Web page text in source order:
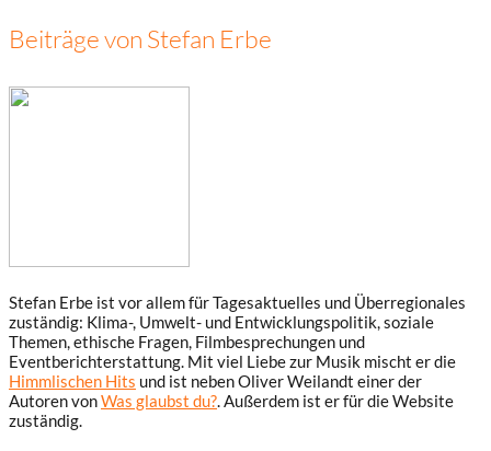
Beiträge von Stefan Erbe
Stefan Erbe ist vor allem für Tagesaktuelles und Überregionales
zuständig: Klima-, Umwelt- und Entwicklungspolitik, soziale
Themen, ethische Fragen, Filmbesprechungen und
Eventberichterstattung. Mit viel Liebe zur Musik mischt er die
Himmlischen Hits und ist neben Oliver Weilandt einer der
Autoren vonWas glaubst du?. Außerdem ist er für die Website
zuständig.